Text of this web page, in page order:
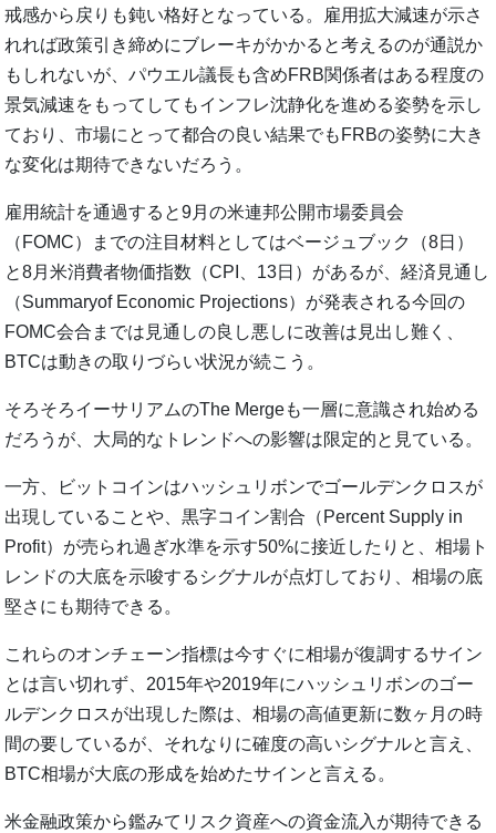
戒感から戻りも鈍い格好となっている。雇用拡大減速が示さ
れれば政策引き締めにブレーキがかかると考えるのが通説か
もしれないが、パウエル議長も含めFRB関係者はある程度の
景気減速をもってしてもインフレ沈静化を進める姿勢を示し
ており、市場にとって都合の良い結果でもFRBの姿勢に大き
な変化は期待できないだろう。
雇用統計を通過すると9月の米連邦公開市場委員会
（FOMC）までの注目材料としてはベージュブック（8日）
と8月米消費者物価指数（CPI、13日）があるが、経済見通し
（Summaryof Economic Projections）が発表される今回の
FOMC会合までは見通しの良し悪しに改善は見出し難く、
BTCは動きの取りづらい状況が続こう。
そろそろイーサリアムのThe Mergeも一層に意識され始める
だろうが、大局的なトレンドへの影響は限定的と見ている。
一方、ビットコインはハッシュリボンでゴールデンクロスが
出現していることや、黒字コイン割合（Percent Supply in
Profit）が売られ過ぎ水準を示す50%に接近したりと、相場ト
レンドの大底を示唆するシグナルが点灯しており、相場の底
堅さにも期待できる。
これらのオンチェーン指標は今すぐに相場が復調するサイン
とは言い切れず、2015年や2019年にハッシュリボンのゴー
ルデンクロスが出現した際は、相場の高値更新に数ヶ月の時
間の要しているが、それなりに確度の高いシグナルと言え、
BTC相場が大底の形成を始めたサインと言える。
米金融政策から鑑みてリスク資産への資金流入が期待できる